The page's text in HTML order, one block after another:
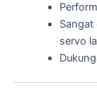
servo